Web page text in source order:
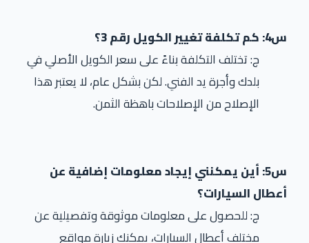
س4: كم تكلفة تغيير الكويل رقم 3؟
ج: تختلف التكلفة بناءً على سعر الكويل الأصلي في
بلدك وأجرة يد الفني. لكن بشكل عام، لا يعتبر هذا
الإصلاح من الإصلاحات باهظة الثمن.
س5: أين يمكنني إيجاد معلومات إضافية عن
أعطال السيارات؟
ج: للحصول على معلومات موثوقة وتفصيلية عن
مختلف أعطال السيارات، يمكنك زيارة مواقع